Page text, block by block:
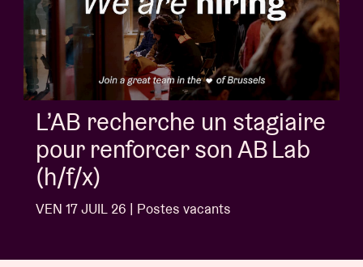
L’AB recherche un·e flexi-
job pour l’accueil et la
billetterie
MER 27 MAI 26 | Postes vacants